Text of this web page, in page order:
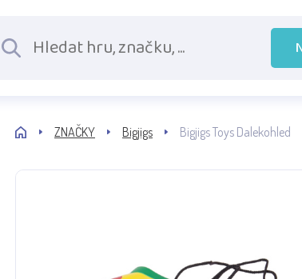
ZNAČKY Bigjigs Bigjigs Toys Dalekohled